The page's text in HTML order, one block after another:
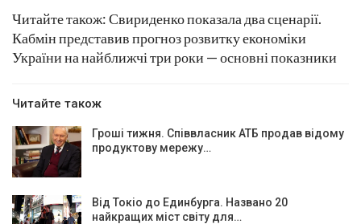
Читайте також: Свириденко показала два сценарії.
Кабмін представив прогноз розвитку економіки
України на найближчі три роки — основні показники
Читайте також
Гроші тижня. Співвласник АТБ продав відому
продуктову мережу…
Від Токіо до Единбурга. Названо 20
найкращих міст світу для…